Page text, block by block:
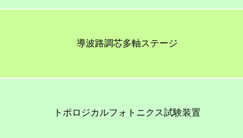
導波路調芯多軸ステージ
トポロジカルフォトニクス試験装置